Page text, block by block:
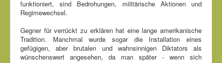
funktioniert, sind Bedrohungen, militärische Aktionen und
Regimewechsel.
Gegner für verrückt zu erklären hat eine lange amerikanische
Tradition. Manchmal wurde sogar die Installation eines
gefügigen, aber brutalen und wahnsinnigen Diktators als
wünschenswert angesehen, da man später - wenn sich